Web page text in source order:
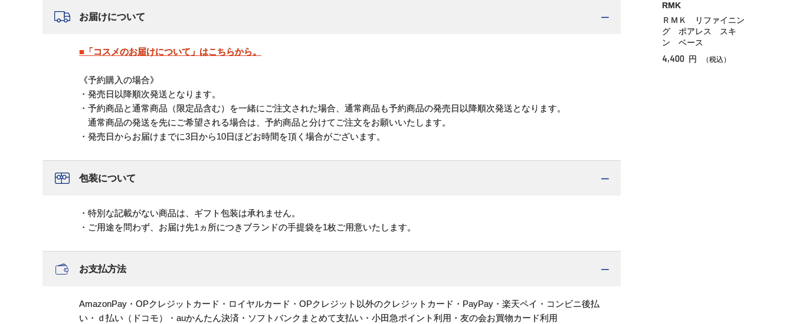
お届けについて
■「コスメのお届けについて」はこちらから。
《予約購入の場合》
・発売日以降順次発送となります。
・予約商品と通常商品（限定品含む）を一緒にご注文された場合、通常商品も予約商品の発売日以降順次発送となります。
通常商品の発送を先にご希望される場合は、予約商品と分けてご注文をお願いいたします。
・発売日からお届けまでに3日から10日ほどお時間を頂く場合がございます。
包装について
・特別な記載がない商品は、ギフト包装は承れません。
・ご用途を問わず、お届け先1ヵ所につきブランドの手提袋を1枚ご用意いたします。
お支払方法
AmazonPay・OPクレジットカード・ロイヤルカード・OPクレジット以外のクレジットカード・PayPay・楽天ペイ・コンビニ後払
い・ｄ払い（ドコモ）・auかんたん決済・ソフトバンクまとめて支払い・小田急ポイント利用・友の会お買物カード利用
RMK
ＲＭＫ リファイニン
グ ポアレス スキ
ン ベース
4,400 円 （税込）